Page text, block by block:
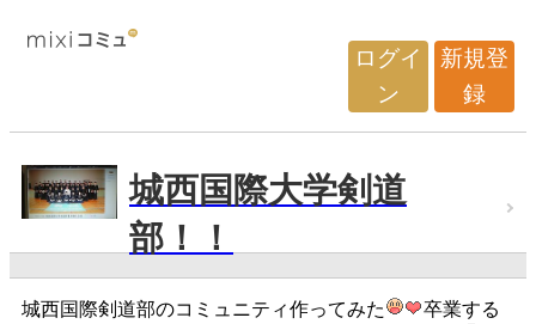
ログイ
ン
新規登
録
城西国際大学剣道
部！！
城西国際剣道部のコミュニティ作ってみた
卒業する